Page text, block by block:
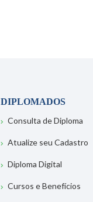
DIPLOMADOS
Consulta de Diploma
Atualize seu Cadastro
Diploma Digital
Cursos e Benefícios